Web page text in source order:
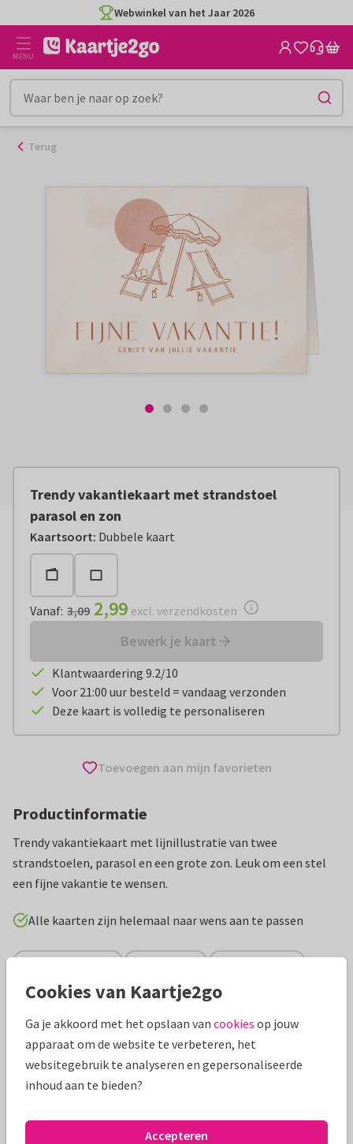
naar
inhoud
Webwinkel van het Jaar 2026
MENU
Terug
Trendy vakantiekaart met strandstoel
parasol en zon
Kaartsoort: Dubbele kaart
Vanaf:€ 2,99 excl. verzendkosten
Vanaf: 3,09 2,99 excl. verzendkosten
Bewerk je kaart
Klantwaardering 9.2/10
Voor 21:00 uur besteld = vandaag verzonden
Deze kaart is volledig te personaliseren
Toevoegen aan mijn favorieten
Productinformatie
Trendy vakantiekaart met lijnillustratie van twee
strandstoelen, parasol en een grote zon. Leuk om een stel
een fijne vakantie te wensen.
Alle kaarten zijn helemaal naar wens aan te passen
Vakantiekaarten Rosemarijn Fijne vakantie
Papiersoort: Kies uit 6 luxe papiersoorten
Envelop: Witte vensterenvelop
Adres: Achterop de kaart
Cookies van Kaartje2go
Ga je akkoord met het opslaan van cookies op jouw
apparaat om de website te verbeteren, het
websitegebruik te analyseren en gepersonaliseerde
inhoud aan te bieden?
Accepteren